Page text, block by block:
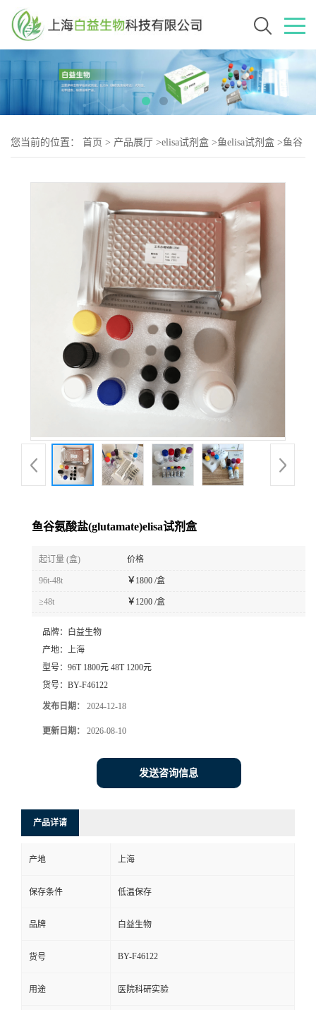
您当前的位置： 首页 > 产品展厅 >elisa试剂盒 >鱼elisa试剂盒 >鱼谷
鱼谷氨酸盐(glutamate)elisa试剂盒
起订量 (盒) 价格
96t-48t ￥ 1800 /盒
≥48t ￥ 1200 /盒
品牌：
白益生物
产地： 上海
型号： 96T 1800元 48T 1200元
货号： BY-F46122
发布日期： 2024-12-18
更新日期： 2026-08-10
发送咨询信息
产品详请
产地 上海
保存条件 低温保存
品牌 白益生物
货号 BY-F46122
用途 医院科研实验